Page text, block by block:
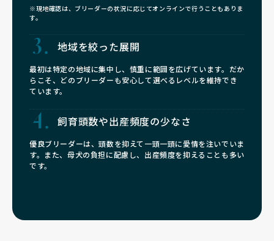
※現地確認は、ブリーダーの状況に応じてオンラインで行うこともありま
す。
地域を絞った展開
最初は特定の地域に集中し、慎重に範囲を広げています。だか
らこそ、どのブリーダーも安心して選べるレベルを維持でき
ています。
飼育頭数や出産頻度の少なさ
優良ブリーダーは、頭数を抑えて一頭一頭に愛情を注いでいま
す。また、母犬の負担に配慮し、出産頻度を抑えることも多い
です。